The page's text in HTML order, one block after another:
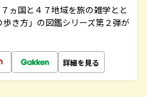
ヵ国と４７地域を旅の雑学とと
き方」の図鑑シリーズ第２弾が
詳細を見る